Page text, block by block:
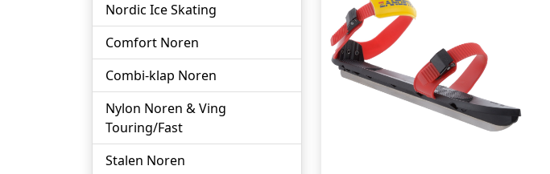
Nordic Ice Skating
Comfort Noren
Combi-klap Noren
Nylon Noren & Ving
Touring/Fast
Stalen Noren